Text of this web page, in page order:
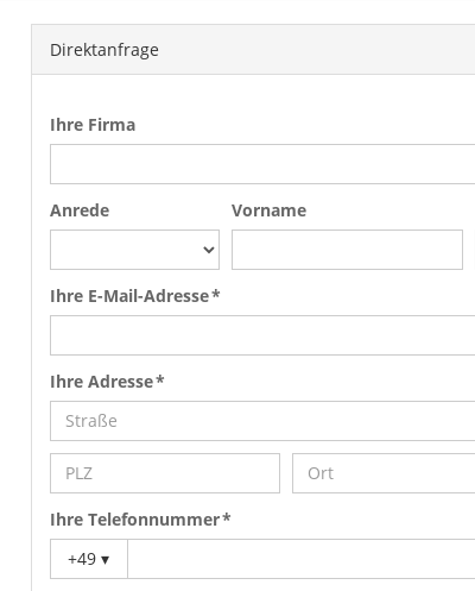
Direktanfrage
Ihre Firma
Anrede Vorname
Ihre E-Mail-Adresse *
Ihre Adresse *
Ihre Telefonnummer *
+49 ▾